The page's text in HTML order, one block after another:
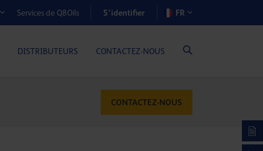
Services de Q8Oils S’identifier FR
DISTRIBUTEURS CONTACTEZ-NOUS
CONTACTEZ-NOUS